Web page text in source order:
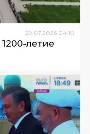
29.07.2026 04:10
летие